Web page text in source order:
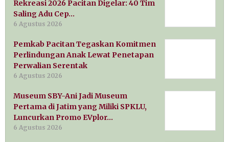
Rekreasi 2026 Pacitan Digelar: 40 Tim
Saling Adu Cep…
6 Agustus 2026
Pemkab Pacitan Tegaskan Komitmen
Perlindungan Anak Lewat Penetapan
Perwalian Serentak
6 Agustus 2026
Museum SBY-Ani Jadi Museum
Pertama di Jatim yang Miliki SPKLU,
Luncurkan Promo EVplor…
6 Agustus 2026